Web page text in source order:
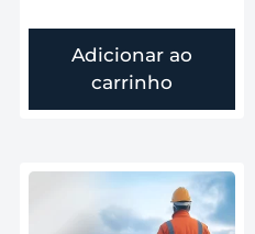
Adicionar ao
carrinho